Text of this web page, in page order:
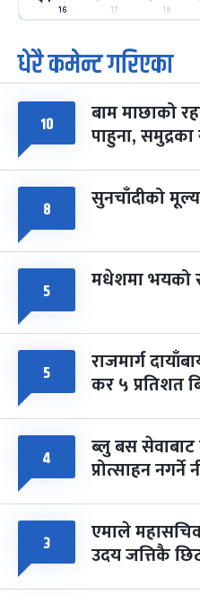
मंगल फाल्गुन २५, २०८३ Mar 9, 2027
७
आइत
पूर्णिमा व्रत
चैत्र ७, २०८३-Mar 21, 2027
८ फागुपूर्णिमा
चैत्र ८, २०८३-Mar 22, 2027
16 17 18
धेरै कमेन्ट गरिएका
१० बाम माछाको
पाहुना,
८ सुनचाँदीको
५ मधेशमा भयको
५ राजमार्ग
कर ५ प्रतिशत
४ ब्लु बस
प्रोत्साहन नगर्ने
३ एमाले
उदय जत्तिकै